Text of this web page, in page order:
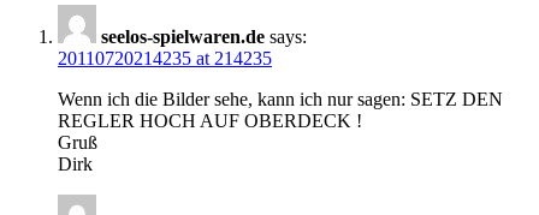
seelos-spielwaren.de says:
20110720214235 at 214235
Wenn ich die Bilder sehe, kann ich nur sagen: SETZ DEN
REGLER HOCH AUF OBERDECK !
Gruß
Dirk